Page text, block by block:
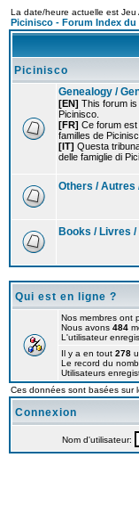
La date/heure actuelle est
Picinisco - Forum Index du
Picinisco
Genealogy /
[EN] This forum
Picinisco.
[FR] Ce forum
familles de
[IT] Questa
delle famiglie di
Others / Autres
Books / Livres
Qui est en ligne ?
Nos membres ont
Nous avons 484
L'utilisateur
Il y a en tout 278
Le record du
Utilisateurs
Ces données sont basées sur
Connexion
Nom d'utilisateur: